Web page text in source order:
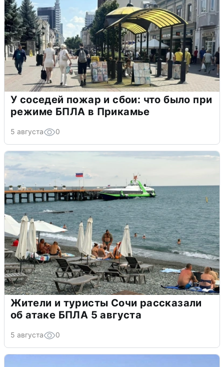
У соседей пожар и сбои: что было при
режиме БПЛА в Прикамье
5 августа 0
Жители и туристы Сочи рассказали
об атаке БПЛА 5 августа
5 августа 0